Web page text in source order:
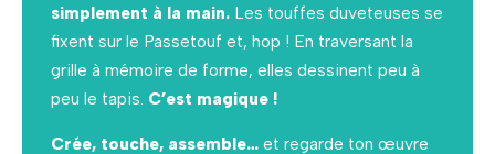
simplement à la main. Les touffes duveteuses se
fixent sur le Passetouf et, hop ! En traversant la
grille à mémoire de forme, elles dessinent peu à
peu le tapis. C’est magique !
Crée, touche, assemble… et regarde ton œuvre